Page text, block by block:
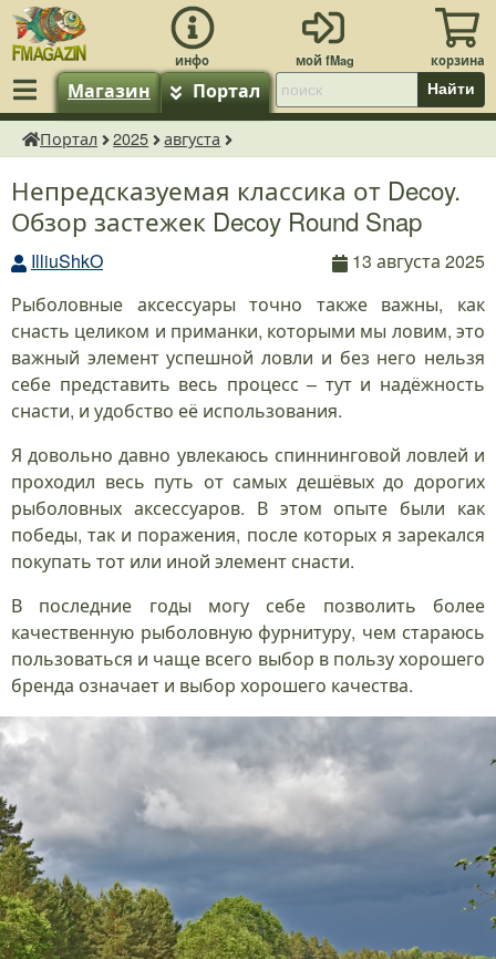
Магазин Портал Найти
fMagazin.ru
Портал 2025 августа
Непредсказуемая классика от Decoy.
Обзор застежек Decoy Round Snap
IlliuShkO
13 августа 2025
Рыболовные аксессуары точно также важны, как
снасть целиком и приманки, которыми мы ловим, это
важный элемент успешной ловли и без него нельзя
себе представить весь процесс – тут и надёжность
снасти, и удобство её использования.
Я довольно давно увлекаюсь спиннинговой ловлей и
проходил весь путь от самых дешёвых до дорогих
рыболовных аксессуаров. В этом опыте были как
победы, так и поражения, после которых я зарекался
покупать тот или иной элемент снасти.
В последние годы могу себе позволить более
качественную рыболовную фурнитуру, чем стараюсь
пользоваться и чаще всего выбор в пользу хорошего
бренда означает и выбор хорошего качества.